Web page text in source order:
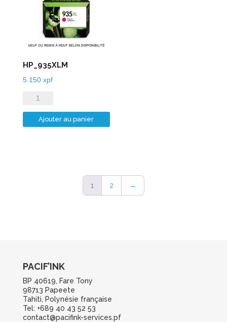
HP_935XLM
5 150 xpf
quantité
de
HP_935XLM
Ajouter au panier
1 2 →
PACIF’INK
BP 40619, Fare Tony
98713 Papeete
Tahiti, Polynésie française
Tel: +689 40 43 52 53
contact@pacifink-services.pf